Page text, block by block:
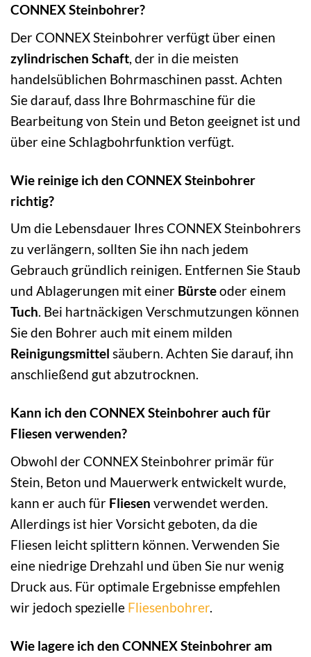
CONNEX Steinbohrer?
Der CONNEX Steinbohrer verfügt über einen
zylindrischen Schaft, der in die meisten
handelsüblichen Bohrmaschinen passt. Achten
Sie darauf, dass Ihre Bohrmaschine für die
Bearbeitung von Stein und Beton geeignet ist und
über eine Schlagbohrfunktion verfügt.
Wie reinige ich den CONNEX Steinbohrer
richtig?
Um die Lebensdauer Ihres CONNEX Steinbohrers
zu verlängern, sollten Sie ihn nach jedem
Gebrauch gründlich reinigen. Entfernen Sie Staub
und Ablagerungen mit einer Bürsteoder einem
Tuch. Bei hartnäckigen Verschmutzungen können
Sie den Bohrer auch mit einem milden
Reinigungsmittel säubern. Achten Sie darauf, ihn
anschließend gut abzutrocknen.
Kann ich den CONNEX Steinbohrer auch für
Fliesen verwenden?
Obwohl der CONNEX Steinbohrer primär für
Stein, Beton und Mauerwerk entwickelt wurde,
kann er auch für Fliesen verwendet werden.
Allerdings ist hier Vorsicht geboten, da die
Fliesen leicht splittern können. Verwenden Sie
eine niedrige Drehzahl und üben Sie nur wenig
Druck aus. Für optimale Ergebnisse empfehlen
wir jedoch spezielle Fliesenbohrer.
Wie lagere ich den CONNEX Steinbohrer am